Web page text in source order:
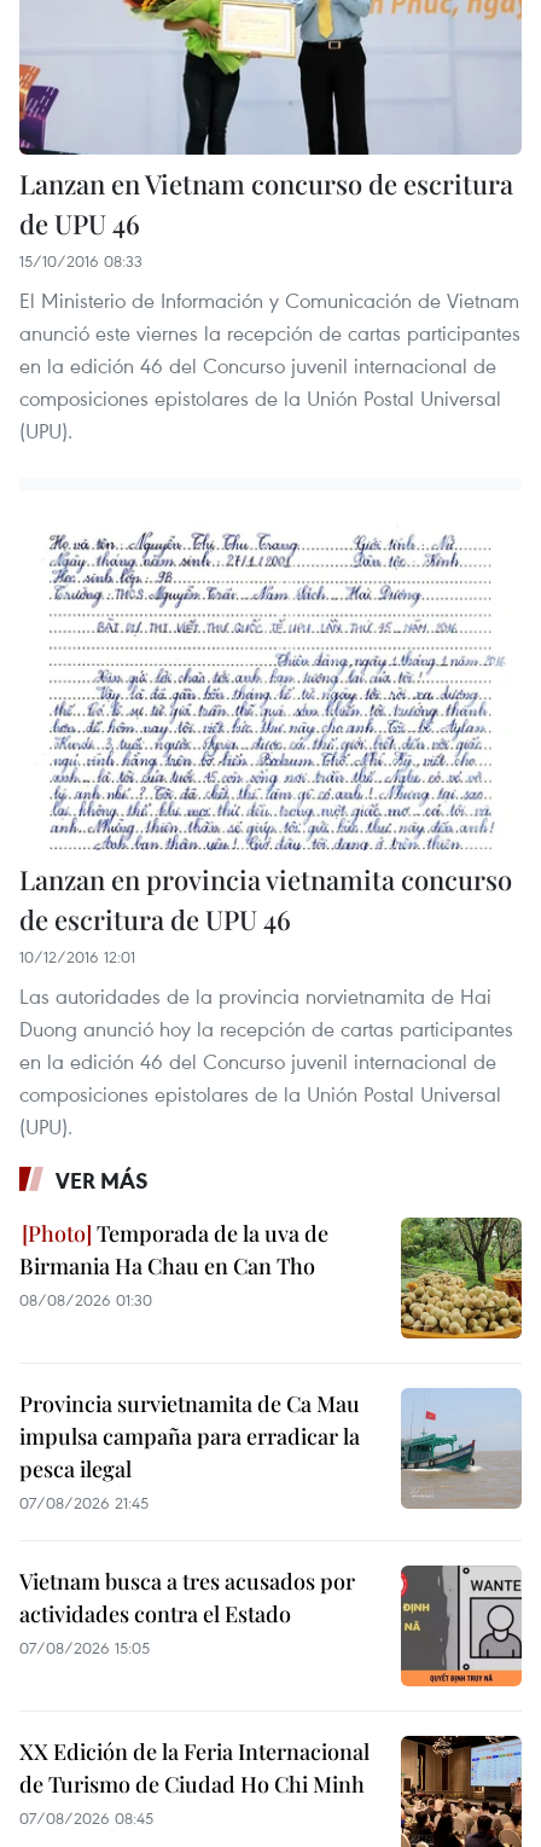
Lanzan en Vietnam concurso de escritura
de UPU 46
15/10/2016 08:33
El Ministerio de Información y Comunicación de Vietnam
anunció este viernes la recepción de cartas participantes
en la edición 46 del Concurso juvenil internacional de
composiciones epistolares de la Unión Postal Universal
(UPU).
Lanzan en provincia vietnamita concurso
de escritura de UPU 46
10/12/2016 12:01
Las autoridades de la provincia norvietnamita de Hai
Duong anunció hoy la recepción de cartas participantes
en la edición 46 del Concurso juvenil internacional de
composiciones epistolares de la Unión Postal Universal
(UPU).
VER MÁS
Temporada de la uva de
Birmania Ha Chau en Can Tho
08/08/2026 01:30
Provincia survietnamita de Ca Mau
impulsa campaña para erradicar la
pesca ilegal
07/08/2026 21:45
Vietnam busca a tres acusados por
actividades contra el Estado
07/08/2026 15:05
XX Edición de la Feria Internacional
de Turismo de Ciudad Ho Chi Minh
07/08/2026 08:45